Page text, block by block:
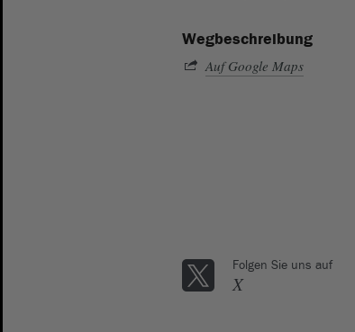
Wegbeschreibung
Auf Google Maps
Folgen Sie uns auf
X